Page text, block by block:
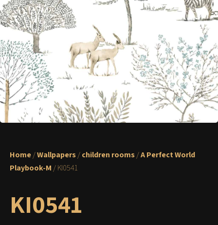
Home/Wallpapers/children rooms/A Perfect World
Playbook-M / KI0541
KI0541